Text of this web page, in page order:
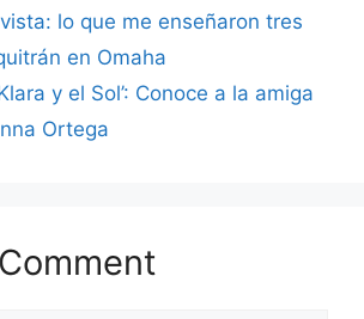
lo que me enseñaron tres
en Omaha
y el Sol’: Conoce a la amiga
Ortega